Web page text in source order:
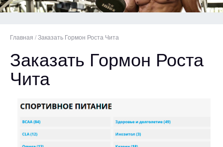
Главная / Заказать Гормон Роста Чита
Заказать Гормон Роста
Чита